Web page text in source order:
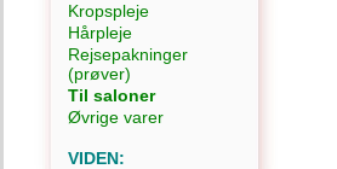
Kropspleje
Hårpleje
Rejsepakninger
(prøver)
Til saloner
Øvrige varer
VIDEN: